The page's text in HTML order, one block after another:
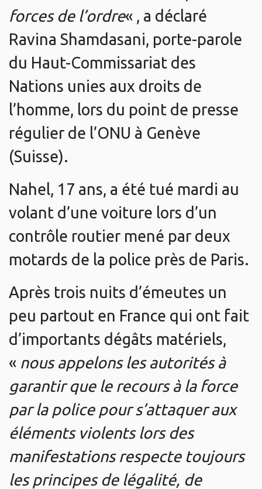
forces de l’ordre« , a déclaré
Ravina Shamdasani, porte-parole
du Haut-Commissariat des
Nations unies aux droits de
l’homme, lors du point de presse
régulier de l’ONU à Genève
(Suisse).
Nahel, 17 ans, a été tué mardi au
volant d’une voiture lors d’un
contrôle routier mené par deux
motards de la police près de Paris.
Après trois nuits d’émeutes un
peu partout en France qui ont fait
d’importants dégâts matériels,
« nous appelons les autorités à
garantir que le recours à la force
par la police pour s’attaquer aux
éléments violents lors des
manifestations respecte toujours
les principes de légalité, de